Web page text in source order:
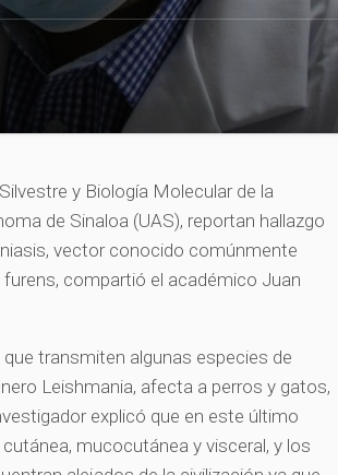
y Biología Molecular de la
de Sinaloa (UAS), reportan hallazgo
vector conocido comúnmente
compartió el académico Juan
transmiten algunas especies de
Leishmania, afecta a perros y gatos,
explicó que en este último
mucocutánea y visceral, y los